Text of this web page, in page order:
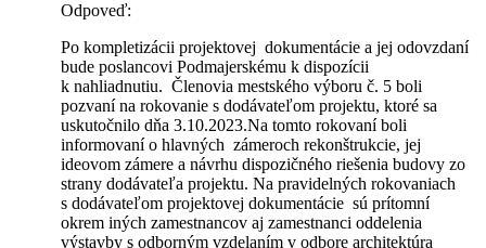
Odpoveď:
Po kompletizácii projektovej dokumentácie a jej odovzdaní
bude poslancovi Podmajerskému k dispozícii
k nahliadnutiu. Členovia mestského výboru č. 5 boli
pozvaní na rokovanie s dodávateľom projektu, ktoré sa
uskutočnilo dňa 3.10.2023.Na tomto rokovaní boli
informovaní o hlavných zámeroch rekonštrukcie, jej
ideovom zámere a návrhu dispozičného riešenia budovy zo
strany dodávateľa projektu. Na pravidelných rokovaniach
s dodávateľom projektovej dokumentácie sú prítomní
okrem iných zamestnancov aj zamestnanci oddelenia
výstavby s odborným vzdelaním v odbore architektúra